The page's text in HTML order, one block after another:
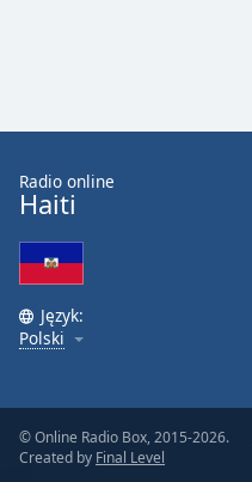
Text
Background
Color
Opacity
Caption
Area
Background
Radio online
Haiti
Język:
Polski
© Online Radio Box, 2015-2026.
Created by Final Level